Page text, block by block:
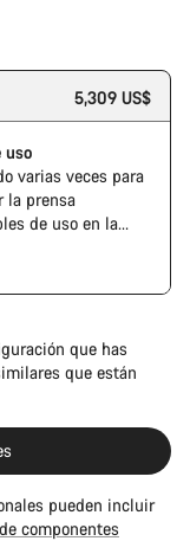
5,309 US$
uso
varias veces para
la prensa
de uso en la
el cuadro o los
en la pintura o
sus piezas
que has
que están
pueden incluir
componentes